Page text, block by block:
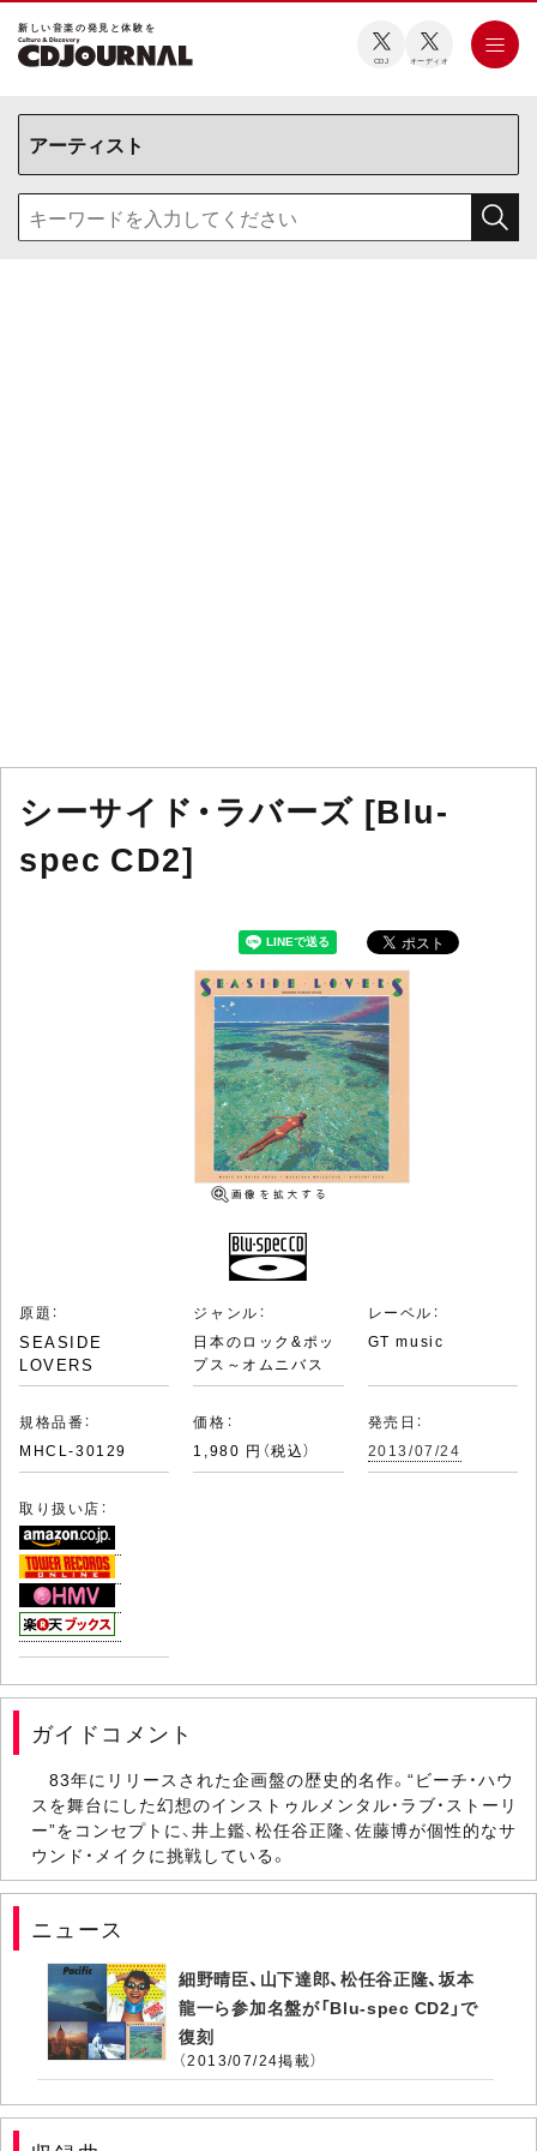
新しい⾳楽の発⾒と体験を
CDJ オーディオ
シーサイド・ラバーズ [Blu-
spec CD2]
原題：
SEASIDE
LOVERS
ジャンル：
日本のロック&ポッ
プス～オムニバス
レーベル：
GT music
規格品番：
MHCL-30129
価格：
1,980 円（税込）
発売日：
2013/07/24
取り扱い店：
ガイドコメント
83年にリリースされた企画盤の歴史的名作。“ビーチ・ハウ
スを舞台にした幻想のインストゥルメンタル・ラブ・ストーリ
ー”をコンセプトに、井上鑑、松任谷正隆、佐藤博が個性的なサ
ウンド・メイクに挑戦している。
ニュース
細野晴臣、山下達郎、松任谷正隆、坂本
龍一ら参加名盤が「Blu-spec CD2」で
復刻
（2013/07/24掲載）